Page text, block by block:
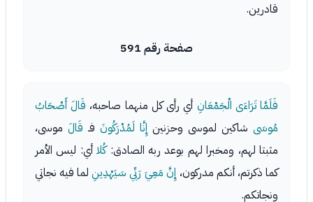
قادرين.
صفحة رقم 591
فَلَمَّا تَرَاءَى الْجَمْعَانِ أي رأى كل منهما صاحبه، قَالَ أَصْحَابُ
مُوسَى شاكين لموسى وحزنين إِنَّا لَمُدْرَكُونَ فـ قَالَ موسى،
مثبتا لهم، ومخبرا لهم بوعد ربه الصادق:كُلاأي: ليس الأمر
كما ذكرتم، أنكم مدركون، إِنَّ مَعِيَ رَبِّي سَيَهْدِينِلما فيه نجاتي
ونجاتكم.